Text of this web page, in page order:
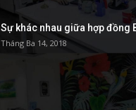
Sự khác nhau giữa hợp đồng
Tháng Ba 14, 2018